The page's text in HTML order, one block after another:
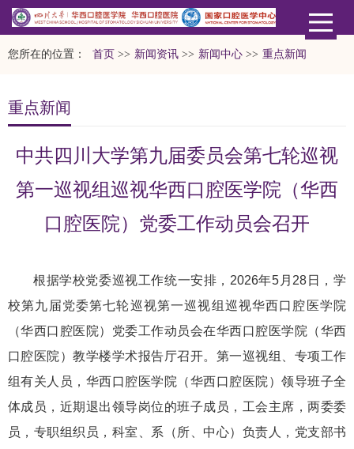
您所在的位置： 首页 >> 新闻资讯 >> 新闻中心 >> 重点新闻
重点新闻
中共四川大学第九届委员会第七轮巡视
第一巡视组巡视华西口腔医学院（华西
口腔医院）党委工作动员会召开
根据学校党委巡视工作统一安排，2026年5月28日，学
校第九届党委第七轮巡视第一巡视组巡视华西口腔医学院
（华西口腔医院）党委工作动员会在华西口腔医学院（华西
口腔医院）教学楼学术报告厅召开。第一巡视组、专项工作
组有关人员，华西口腔医学院（华西口腔医院）领导班子全
体成员，近期退出领导岗位的班子成员，工会主席，两委委
员，专职组织员，科室、系（所、中心）负责人，党支部书